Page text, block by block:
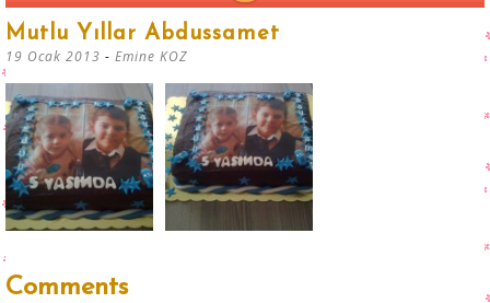
Mutlu Yıllar Abdussamet
19 Ocak 2013 - Emine KOZ
Comments